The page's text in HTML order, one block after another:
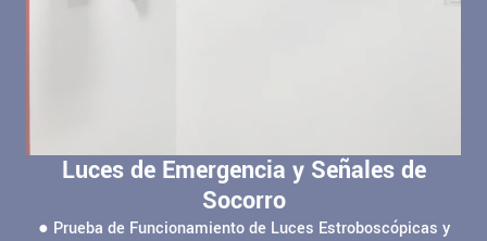
Luces de Emergencia y Señales de
Socorro
● Prueba de Funcionamiento de Luces Estroboscópicas y